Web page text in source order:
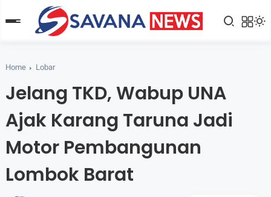
Home Lobar
Jelang TKD, Wabup UNA
Ajak Karang Taruna Jadi
Motor Pembangunan
Lombok Barat